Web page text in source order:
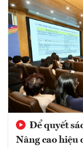
Để quyết
Nâng cao hiệu